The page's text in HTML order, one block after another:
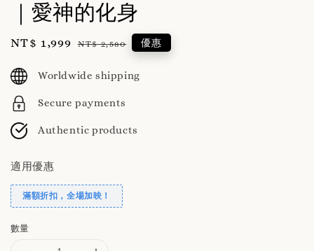
｜愛神的化身
Sale
NT$ 1,999 Regular
NT$ 2,580 優惠
Worldwide shipping
Secure payments
Authentic products
適用優惠
滿額折扣，全場加映！
數量